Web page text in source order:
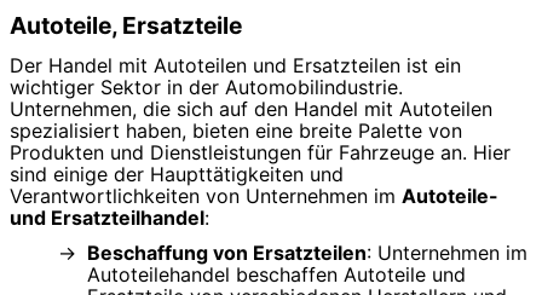
Autoteile, Ersatzteile
Der Handel mit Autoteilen und Ersatzteilen ist ein
wichtiger Sektor in der Automobilindustrie.
Unternehmen, die sich auf den Handel mit Autoteilen
spezialisiert haben, bieten eine breite Palette von
Produkten und Dienstleistungen für Fahrzeuge an. Hier
sind einige der Haupttätigkeiten und
Verantwortlichkeiten von Unternehmen im Autoteile-
und Ersatzteilhandel:
Beschaffung von Ersatzteilen: Unternehmen im
Autoteilehandel beschaffen Autoteile und